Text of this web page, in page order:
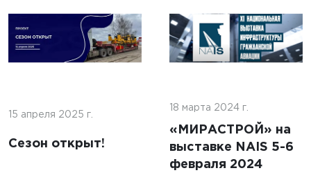
15 апреля 2025 г.
Сезон открыт!
18 марта 2024 г.
«МИРАСТРОЙ» на
выставке NAIS 5-6
февраля 2024
16 июня 2025 г.
современные
подходы и
технологии